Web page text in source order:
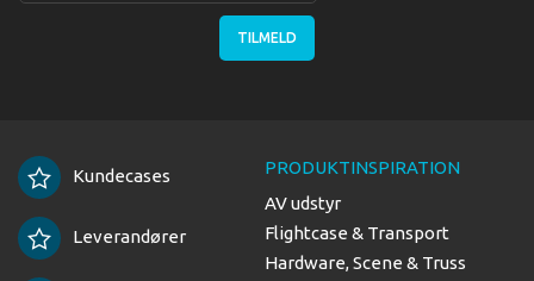
TILMELD
Kundecases
Leverandører
PRODUKTINSPIRATION
AV udstyr
Flightcase & Transport
Hardware, Scene & Truss